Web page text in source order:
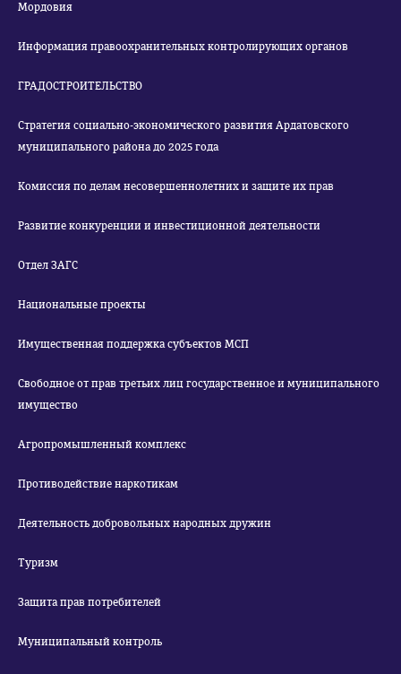
Мордовия
Информация правоохранительных контролирующих органов
ГРАДОСТРОИТЕЛЬСТВО
Стратегия социально-экономического развития Ардатовского
муниципального района до 2025 года
Комиссия по делам несовершеннолетних и защите их прав
Развитие конкуренции и инвестиционной деятельности
Отдел ЗАГС
Национальные проекты
Имущественная поддержка субъектов МСП
Свободное от прав третьих лиц государственное и муниципального
имущество
Агропромышленный комплекс
Противодействие наркотикам
Деятельность добровольных народных дружин
Туризм
Защита прав потребителей
Муниципальный контроль